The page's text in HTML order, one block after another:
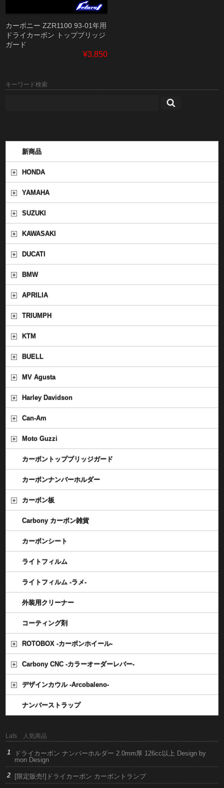
カーボニー ZZR1100 93-01年用
ドライカーボン トップブリッジ
ガード
¥3,850
キーワード検索
新商品
HONDA
YAMAHA
SUZUKI
KAWASAKI
DUCATI
BMW
APRILIA
TRIUMPH
KTM
BUELL
MV Agusta
Harley Davidson
Can-Am
Moto Guzzi
カーボントップブリッジガード
カーボンナンバーホルダー
カーボン板
Carbony カーボン雑貨
カーボンシート
ライトフィルム
ライトフィルム -ラメ-
外装用クリーナー
コーティング剤
ROTOBOX -カーボンホイール-
Carbony CNC -カラーオーダーレバー-
デザインカウル -Arcobaleno-
ナンバーストラップ
Lafs 人気商品
ドライカーボン ナンバーホルダー 2.0mm厚 126cc以上 Design by
mon Design
[限定販売!]ドライカーボン カーボントランプ